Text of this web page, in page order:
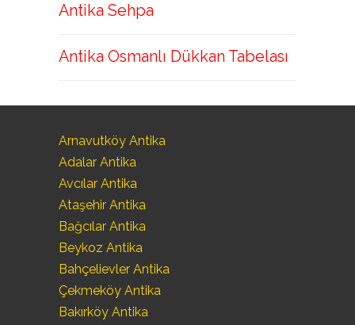
Antika Sehpa
Antika Osmanlı Dükkan Tabelası
Arnavutköy Antika
Adalar Antika
Avcılar Antika
Ataşehir Antika
Bağcılar Antika
Beykoz Antika
Bahçelievler Antika
Çekmeköy Antika
Bakırköy Antika